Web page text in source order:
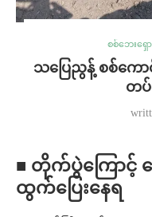
စစ်ဘေးရှေ
သပြေညွန့် စစ်ကောင်
တ
■ တိုက်ပွဲကြောင့်
ထွက်ပြေးနေရ